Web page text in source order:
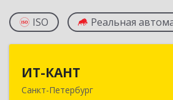
ISO Реальная
ИТ-КАНТ
Санкт-Петербург
192102, Санкт-Петербург г,